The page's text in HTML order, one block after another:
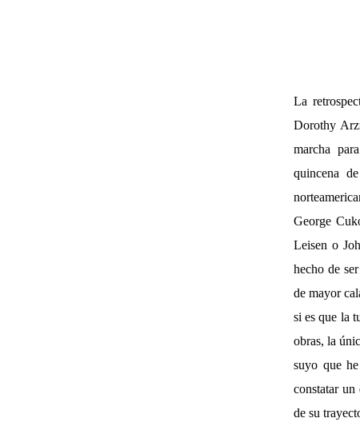
La
Dorothy
marcha
quincena
George
Leisen o
hecho de
de mayor
si es que la
obras, la
suyo que
constatar un
de su